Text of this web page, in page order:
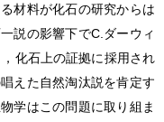
材料が化石の研究からは
説の影響下でC.ダーウィ
化石上の証拠に採用され
えた自然淘汰説を肯定す
学はこの問題に取り組ま